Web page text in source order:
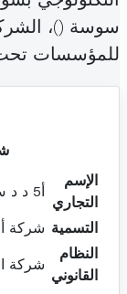
سوسة ()،
للمؤسسات
الإسم
التجاري
التسمية شركة أ 5 د د س تكنولوجيات
النظام
القانوني
شركة